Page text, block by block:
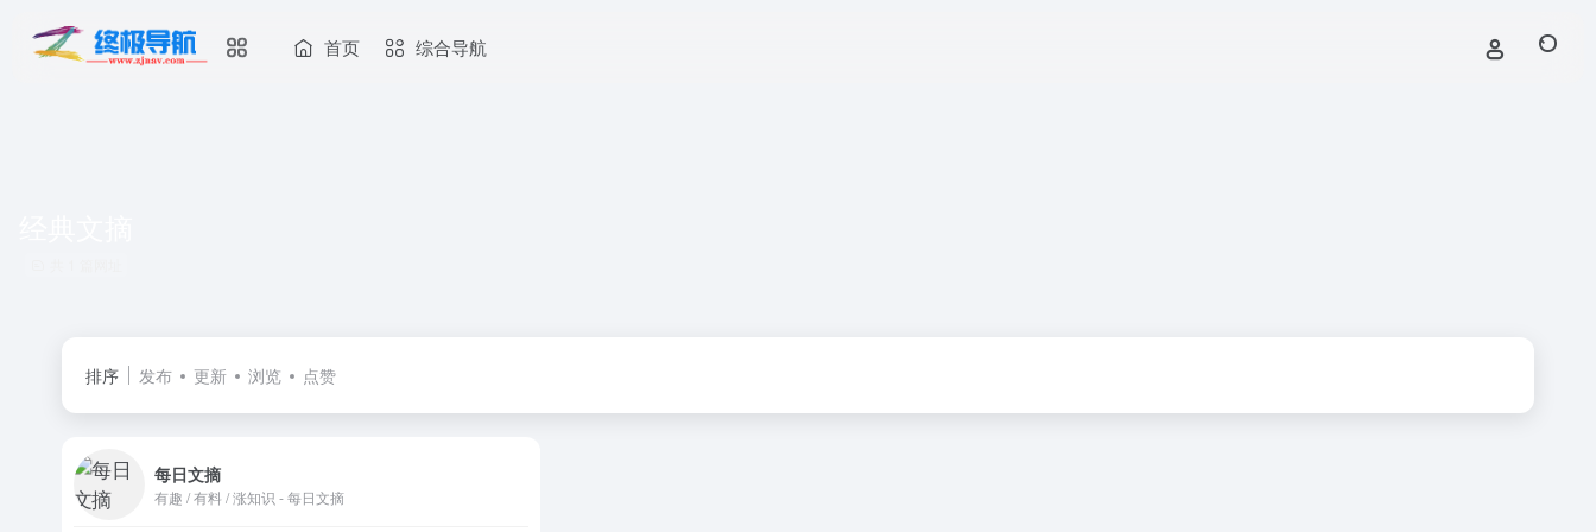
首页 综合导航
排序 发布 更新 浏览 点赞
每日文摘
有趣 / 有料 / 涨知识 - 每日文摘